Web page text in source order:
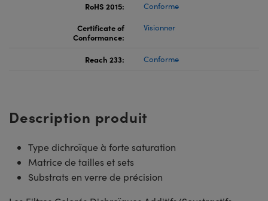
RoHS 2015:
Conforme
Certificate of
Conformance:
Visionner
Reach 233: Conforme
Description produit
Type dichroïque à forte saturation
Matrice de tailles et sets
Substrats en verre de précision